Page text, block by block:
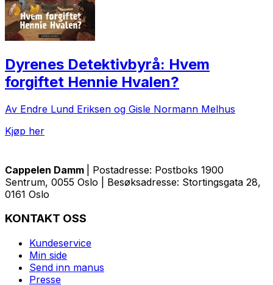
Dyrenes Detektivbyrå: Hvem
forgiftet Hennie Hvalen?
Av Endre Lund Eriksen og Gisle Normann Melhus
Kjøp her
Cappelen Damm
| Postadresse: Postboks 1900
Sentrum, 0055 Oslo | Besøksadresse: Stortingsgata 28,
0161 Oslo
KONTAKT OSS
Kundeservice
Min side
Send inn manus
Presse